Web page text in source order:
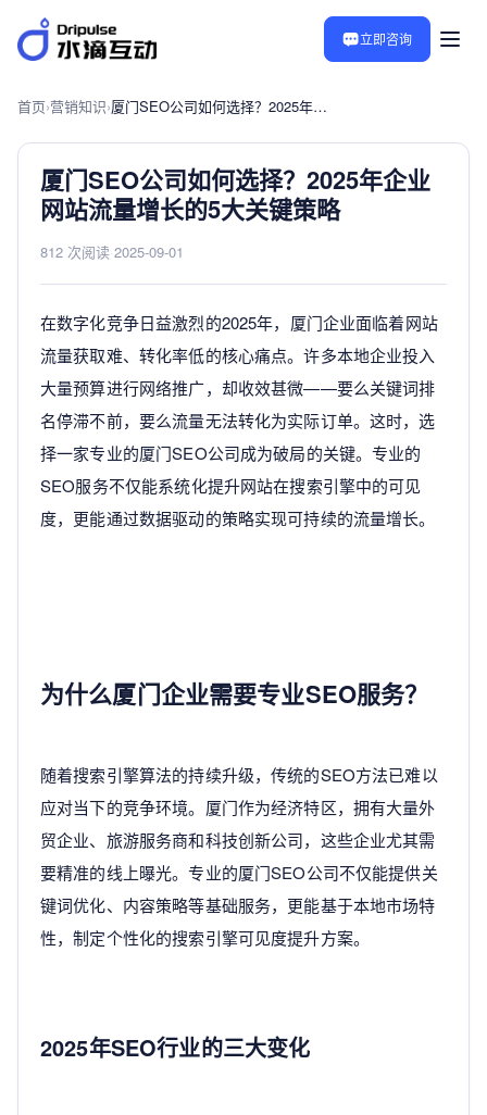
立即咨询
首页›营销知识› 厦门SEO公司如何选择？2025年企业网站流量增长的5大关键策略
厦门SEO公司如何选择？2025年企业
网站流量增长的5大关键策略
812 次阅读 2025-09-01
在数字化竞争日益激烈的2025年，厦门企业面临着网站
流量获取难、转化率低的核心痛点。许多本地企业投入
大量预算进行网络推广，却收效甚微——要么关键词排
名停滞不前，要么流量无法转化为实际订单。这时，选
择一家专业的厦门SEO公司成为破局的关键。专业的
SEO服务不仅能系统化提升网站在搜索引擎中的可见
度，更能通过数据驱动的策略实现可持续的流量增长。
为什么厦门企业需要专业SEO服务？
随着搜索引擎算法的持续升级，传统的SEO方法已难以
应对当下的竞争环境。厦门作为经济特区，拥有大量外
贸企业、旅游服务商和科技创新公司，这些企业尤其需
要精准的线上曝光。专业的厦门SEO公司不仅能提供关
键词优化、内容策略等基础服务，更能基于本地市场特
性，制定个性化的搜索引擎可见度提升方案。
2025年SEO行业的三大变化